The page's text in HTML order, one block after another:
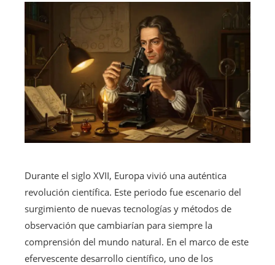
Durante el siglo XVII, Europa vivió una auténtica
revolución científica. Este periodo fue escenario del
surgimiento de nuevas tecnologías y métodos de
observación que cambiarían para siempre la
comprensión del mundo natural. En el marco de este
efervescente desarrollo científico, uno de los